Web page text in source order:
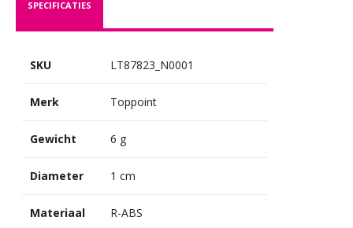
SPECIFICATIES
SKU LT87823_N0001
Merk Toppoint
Gewicht 6 g
Diameter 1 cm
Materiaal R-ABS